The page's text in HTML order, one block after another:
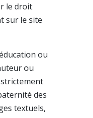
le droit
sur le site
ou
ou
des
textuels,